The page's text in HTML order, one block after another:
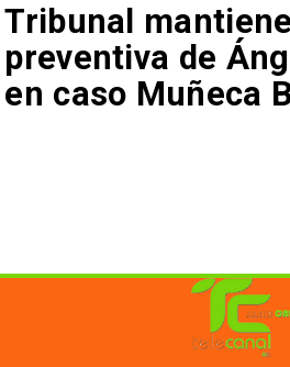
Tribunal
preventiva de
en caso Muñeca